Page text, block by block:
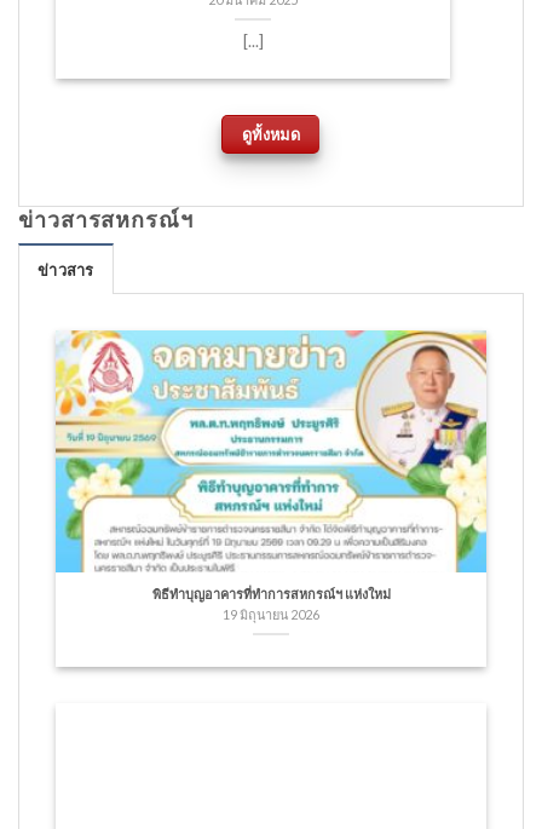
[...]
ดูทั้งหมด
ข่าวสารสหกรณ์ฯ
ข่าวสาร
พิธีทำบุญอาคารที่ทำการสหกรณ์ฯ แห่งใหม่
19 มิถุนายน 2026